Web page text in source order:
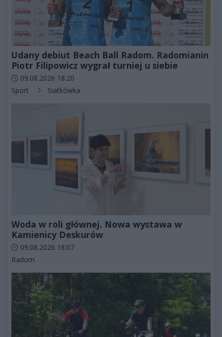
Udany debiut Beach Ball Radom. Radomianin
Piotr Filipowicz wygrał turniej u siebie
Data dodania artykułu:
09.08.2026 18:20
Kategorie artykułu:
Sport Siatkówka
Woda w roli głównej. Nowa wystawa w
Kamienicy Deskurów
Data dodania artykułu:
09.08.2026 18:07
Kategorie artykułu:
Radom